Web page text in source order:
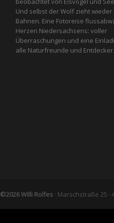
Und selbst der Wolf zieht wieder
Bahnen. Eine Fotoreise
Herzen Niedersachsens: voller
Überraschungen und eine
alle ­Naturfreunde und Entdecker.
©2026 Willi Rolfes · Marschstraße 25 ·